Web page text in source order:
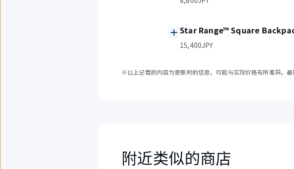
Star Range™ Square
15,400JPY
※以上记载的内容为更新时的信息，可能与实际价格有所差异。最
附近类似的商店